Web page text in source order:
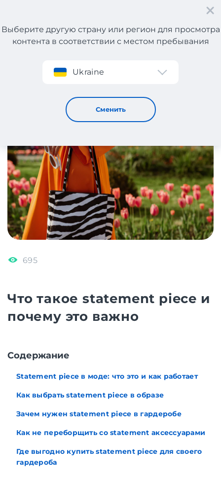
Регистрация
Выберите другую страну или регион для просмотра
контента в соответствии с местом пребывания
Ukraine
Сменить
Что такое statement piece и почему это важно
695
Что такое statement piece и
почему это важно
Cодержание
Statement piece в моде: что это и как работает
Как выбрать statement piece в образе
Зачем нужен statement piece в гардеробе
Как не переборщить со statement аксессуарами
Где выгодно купить statement piece для своего
гардероба